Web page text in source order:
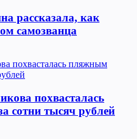
рассказала, как
самозванца
похвасталась
сотни тысяч рублей